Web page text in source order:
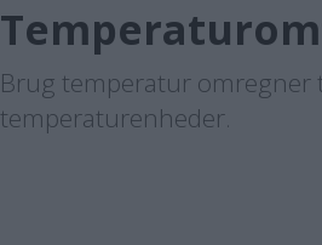
Brug temperatur omregner
temperaturenheder.